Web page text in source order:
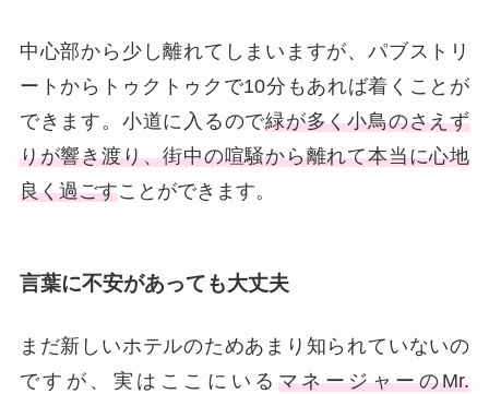
中心部から少し離れてしまいますが、パブストリ
ートからトゥクトゥクで10分もあれば着くことが
できます。小道に入るので緑が多く小鳥のさえず
りが響き渡り、街中の喧騒から離れて本当に心地
良く過ごすことができます。
言葉に不安があっても大丈夫
まだ新しいホテルのためあまり知られていないの
ですが、実はここにいる マネージャーのMr.